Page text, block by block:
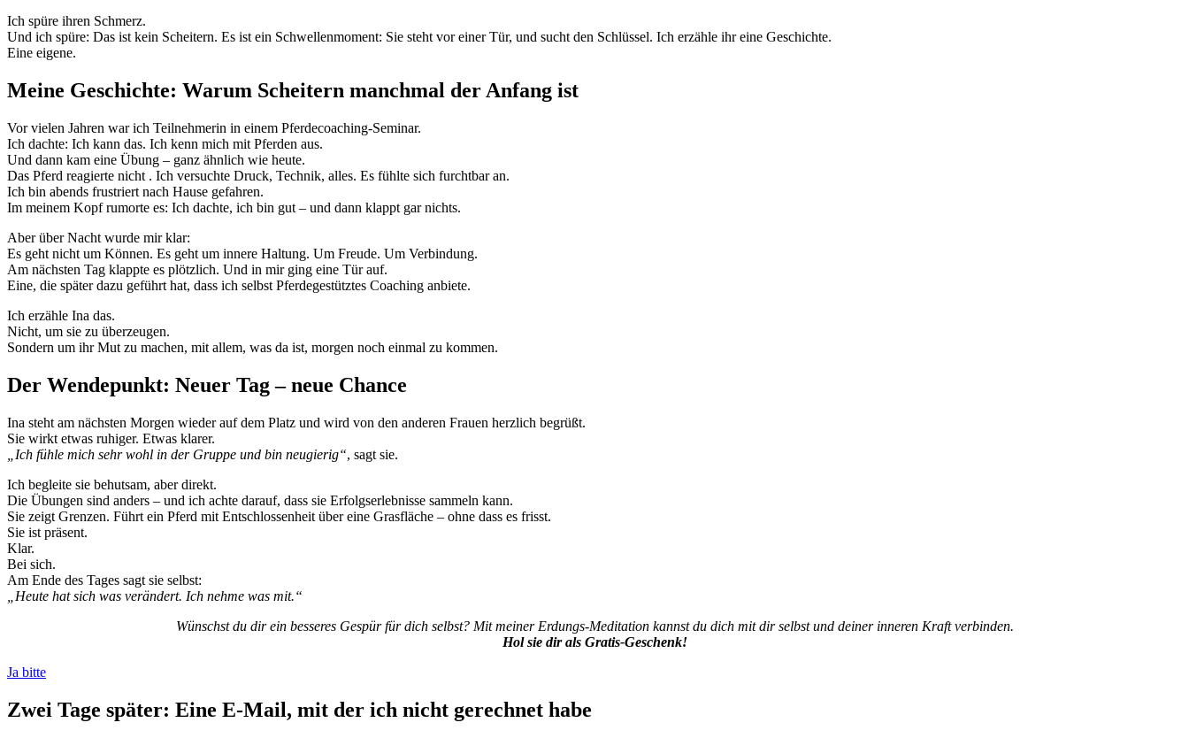
Ich spüre ihren Schmerz.
Und ich spüre: Das ist kein Scheitern. Es ist ein Schwellenmoment: Sie steht vor einer Tür, und sucht den Schlüssel. Ich erzähle ihr eine Geschichte.
Eine eigene.
Meine Geschichte: Warum Scheitern manchmal der Anfang ist
Vor vielen Jahren war ich Teilnehmerin in einem Pferdecoaching-Seminar.
Ich dachte: Ich kann das. Ich kenn mich mit Pferden aus.
Und dann kam eine Übung – ganz ähnlich wie heute.
Das Pferd reagierte nicht . Ich versuchte Druck, Technik, alles. Es fühlte sich furchtbar an.
Ich bin abends frustriert nach Hause gefahren.
Im meinem Kopf rumorte es: Ich dachte, ich bin gut – und dann klappt gar nichts.
Aber über Nacht wurde mir klar:
Es geht nicht um Können. Es geht um innere Haltung. Um Freude. Um Verbindung.
Am nächsten Tag klappte es plötzlich. Und in mir ging eine Tür auf.
Eine, die später dazu geführt hat, dass ich selbst Pferdegestütztes Coaching anbiete.
Ich erzähle Ina das.
Nicht, um sie zu überzeugen.
Sondern um ihr Mut zu machen, mit allem, was da ist, morgen noch einmal zu kommen.
Der Wendepunkt: Neuer Tag – neue Chance
Ina steht am nächsten Morgen wieder auf dem Platz und wird von den anderen Frauen herzlich begrüßt.
Sie wirkt etwas ruhiger. Etwas klarer.
„Ich fühle mich sehr wohl in der Gruppe und bin neugierig“, sagt sie.
Ich begleite sie behutsam, aber direkt.
Die Übungen sind anders – und ich achte darauf, dass sie Erfolgserlebnisse sammeln kann.
Sie zeigt Grenzen. Führt ein Pferd mit Entschlossenheit über eine Grasfläche – ohne dass es frisst.
Sie ist präsent.
Klar.
Bei sich.
Am Ende des Tages sagt sie selbst:
„Heute hat sich was verändert. Ich nehme was mit.“
Wünschst du dir ein besseres Gespür für dich selbst? Mit meiner Erdungs-Meditation kannst du dich mit dir selbst und deiner inneren Kraft verbinden.
Hol sie dir als Gratis-Geschenk!
Ja bitte
Zwei Tage später: Eine E-Mail, mit der ich nicht gerechnet habe